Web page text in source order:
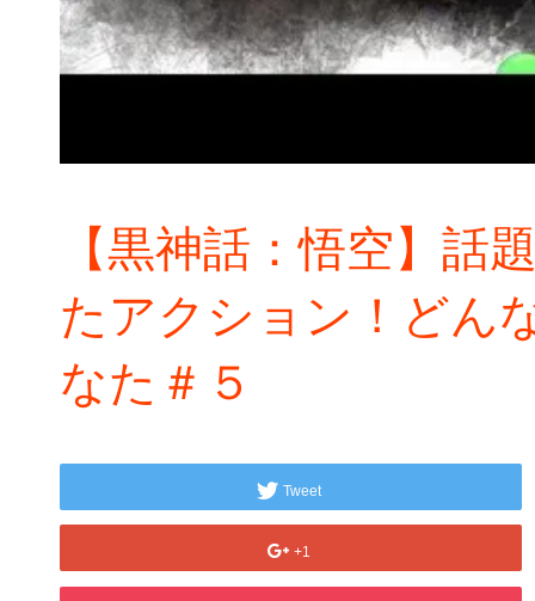
【黒神話：悟空】話
たアクション！どん
なた＃５
Tweet
+1